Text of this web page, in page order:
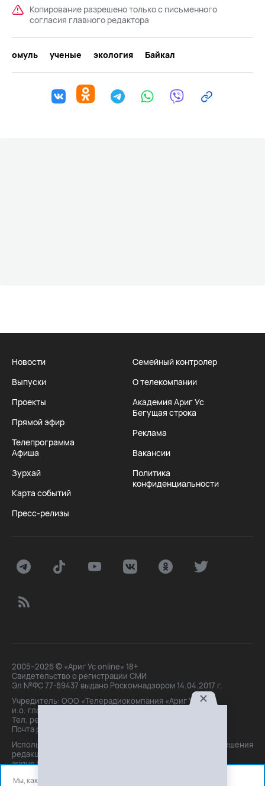
Копирование разрешено только с письменного
согласия главного редактора
омуль ученые экология Байкал
Новости
Выпуски
Проекты
Прямой эфир
Телепрограмма
Афиша
Зурхай
Карта событий
Пресс-релизы
Семейный контролер
О телекомпании
Академия Ариг Ус
Бегущая строка
Реклама
Вакансии
Политика
конфиденциальности
2005–2026 © «Ариг Ус online» 18+
Свидетельство о регистрации СМИ
Эл №ФС 77-69437 выдано Роскомнадзором 14.04.2017 г.
Учредитель: ООО «Телерадиокомпания «Ариг Ус»,
и.о. главного редактора: Маханова О.Б.
Тел. peдakции: +7(3012)21-30-14,
Почта peдakции: editor@arigus.tv
Использование материалов только с письменного разрешения
редакции. При цитировании прямая активная ссылка на
arigus.tv обязательна.
Мы, как и все используем файлы cookie и сервисы аналитики.